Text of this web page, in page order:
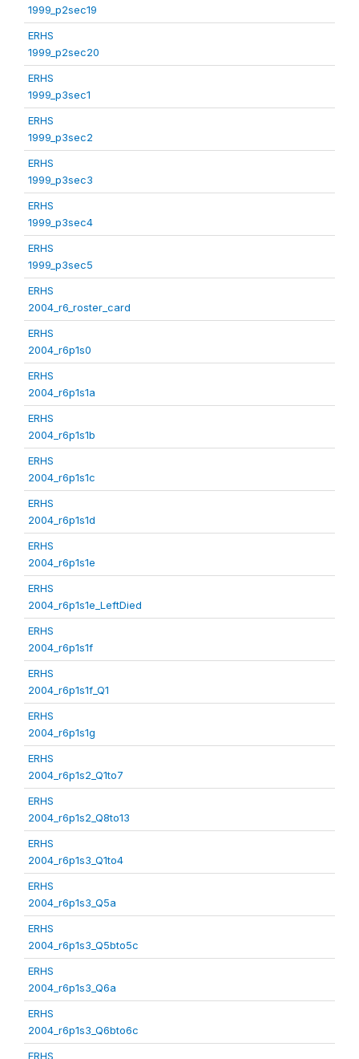
1999_p2sec19
ERHS
1999_p2sec20
ERHS
1999_p3sec1
ERHS
1999_p3sec2
ERHS
1999_p3sec3
ERHS
1999_p3sec4
ERHS
1999_p3sec5
ERHS
2004_r6_roster_card
ERHS
2004_r6p1s0
ERHS
2004_r6p1s1a
ERHS
2004_r6p1s1b
ERHS
2004_r6p1s1c
ERHS
2004_r6p1s1d
ERHS
2004_r6p1s1e
ERHS
2004_r6p1s1e_LeftDied
ERHS
2004_r6p1s1f
ERHS
2004_r6p1s1f_Q1
ERHS
2004_r6p1s1g
ERHS
2004_r6p1s2_Q1to7
ERHS
2004_r6p1s2_Q8to13
ERHS
2004_r6p1s3_Q1to4
ERHS
2004_r6p1s3_Q5a
ERHS
2004_r6p1s3_Q5bto5c
ERHS
2004_r6p1s3_Q6a
ERHS
2004_r6p1s3_Q6bto6c
ERHS